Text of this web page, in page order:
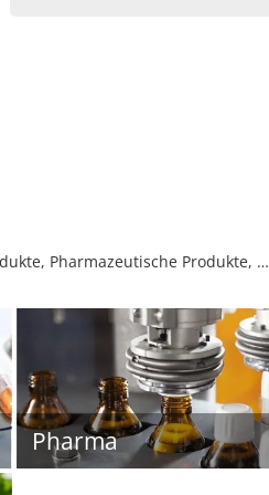
Pharmazeutische Produkte, …
Pharma